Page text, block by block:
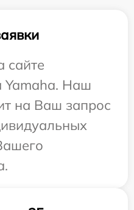
сайте
Yamaha. Наш
на Ваш запрос